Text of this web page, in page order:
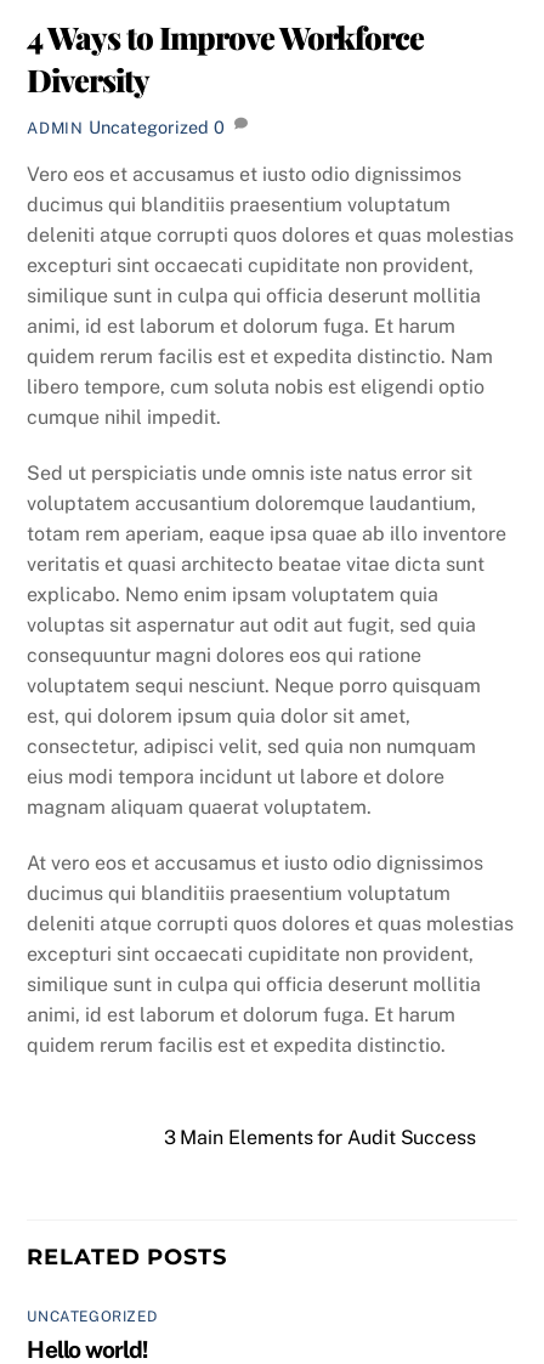
4 Ways to Improve Workforce
Diversity
ADMIN Uncategorized 0
Vero eos et accusamus et iusto odio dignissimos
ducimus qui blanditiis praesentium voluptatum
deleniti atque corrupti quos dolores et quas molestias
excepturi sint occaecati cupiditate non provident,
similique sunt in culpa qui officia deserunt mollitia
animi, id est laborum et dolorum fuga. Et harum
quidem rerum facilis est et expedita distinctio. Nam
libero tempore, cum soluta nobis est eligendi optio
cumque nihil impedit.
Sed ut perspiciatis unde omnis iste natus error sit
voluptatem accusantium doloremque laudantium,
totam rem aperiam, eaque ipsa quae ab illo inventore
veritatis et quasi architecto beatae vitae dicta sunt
explicabo. Nemo enim ipsam voluptatem quia
voluptas sit aspernatur aut odit aut fugit, sed quia
consequuntur magni dolores eos qui ratione
voluptatem sequi nesciunt. Neque porro quisquam
est, qui dolorem ipsum quia dolor sit amet,
consectetur, adipisci velit, sed quia non numquam
eius modi tempora incidunt ut labore et dolore
magnam aliquam quaerat voluptatem.
At vero eos et accusamus et iusto odio dignissimos
ducimus qui blanditiis praesentium voluptatum
deleniti atque corrupti quos dolores et quas molestias
excepturi sint occaecati cupiditate non provident,
similique sunt in culpa qui officia deserunt mollitia
animi, id est laborum et dolorum fuga. Et harum
quidem rerum facilis est et expedita distinctio.
3 Main Elements for Audit Success
RELATED POSTS
UNCATEGORIZED
Hello world!